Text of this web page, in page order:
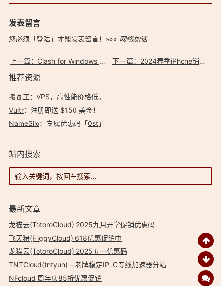
发表留言
您必须「登陆」才能发表留言！»»» 网络加速
上一篇：Clash for Windows Premium v0.19.26 小喵咪 绿色汉化版 下一篇：2024春季iPhone销售业绩下滑 激活比例降至多年最低
推荐资源
搬瓦工：VPS，高性能价格低。️
Vultr：注册即送 $150 美金！
NameSilo：专属优惠码「0st」
站内搜索
最新文章
龙猫云(TotoroCloud) 2025九月开学促销优惠码
飞天猪(FliggyCloud) 618优惠促销中
龙猫云(TotoroCloud) 2025五一优惠码
TNTCloud(tntyun) – 老牌稳定IPLC专线加速器分站
NFcloud 周年庆85折优惠促销